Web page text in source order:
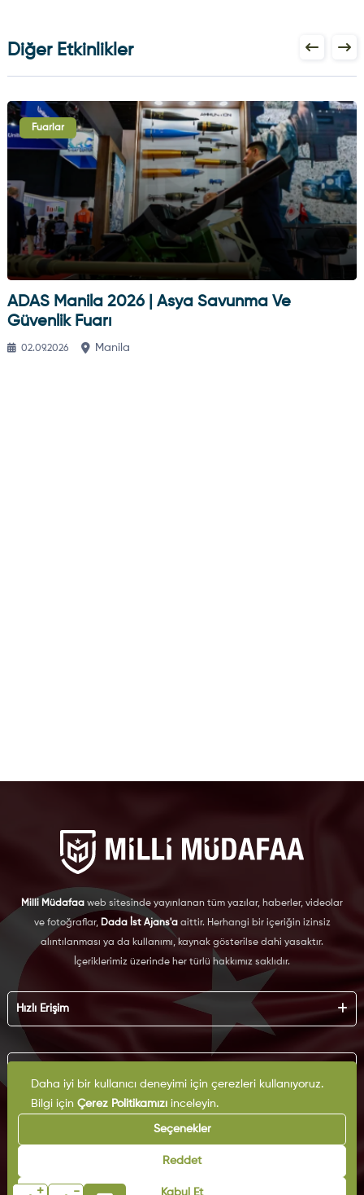
Diğer Etkinlikler
Fuarlar
ADAS Manila 2026 | Asya Savunma Ve
Güvenlik Fuarı
02.09.2026 Manila
+ -
Milli Müdafaa web sitesinde yayınlanan tüm yazılar, haberler, videolar
ve fotoğraflar, Dada İst Ajans'aaittir. Herhangi bir içeriğin izinsiz
alıntılanması ya da kullanımı, kaynak gösterilse dahi yasaktır.
İçeriklerimiz üzerinde her türlü hakkımız saklıdır.
Hızlı Erişim
Künye
Reklam
İş Birliği
Arşiv
İletişim
KVKK
Çerez Politikası
Gizlilik Politikası
Kullanım Şartları
Daha iyi bir kullanıcı deneyimi için çerezleri kullanıyoruz.
Bilgi için Çerez Politikamızıinceleyin.
Seçenekler
Reddet
Kabul Et